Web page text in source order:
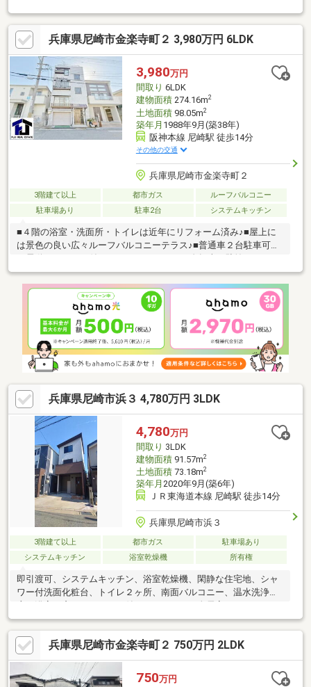
ます■駐車スペースあります（1台分）■ライフインフォメーショ
ン・あまがさきキューズモール…徒歩13分（約980m）・スーパー
マルハチ下坂部店…徒歩5分（約380m）・下坂部小学校…徒歩2分
（約150m）・小田北中学校…徒歩20分（約1570m）・イオンスタ
イル尼崎…徒歩15分（約1200m）・コストコホールセール尼崎倉
庫店…徒歩18分（約1410m）
兵庫県尼崎市金楽寺町２ 3,980万円 6LDK
3,980万円
間取り 6LDK
建物面積274.16m2
土地面積98.05m2
築年月 1988年9月(築38年)
阪神本線 尼崎駅 徒歩14分
その他の交通
兵庫県尼崎市金楽寺町２
3階建て以上 都市ガス
ルーフバルコニー
駐車場あり
駐車2台 システムキッチン
■４階の浴室・洗面所・トイレは近年にリフォーム済み♪■屋上に
は景色の良い広々ルーフバルコニーテラス♪■普通車２台駐車可能
とりのあるガレージスペース♪■ミニキッチンもあるので２世帯住
宅としても利用可能な間取り♪■１階、２階を店舗や事務所に♪３
階と４階を居住スペースに♪◇ 周辺環境充実 ◇・金楽寺小学
校まで約４９０ｍ・成良中学校まで約５００ｍ・ローソン尼崎西
長洲町２丁目店まで約３００ｍ・スーパーマルハチ金楽寺店まで
約４９０ｍ・おおくま病院まで約５３０ｍ・尼崎郵便局まで約４
５０ｍ
兵庫県尼崎市浜３ 4,780万円 3LDK
4,780万円
間取り 3LDK
建物面積91.57m2
土地面積73.18m2
築年月 2020年9月(築6年)
ＪＲ東海道本線 尼崎駅 徒歩14分
兵庫県尼崎市浜３
3階建て以上 都市ガス
駐車場あり
システムキッチン
浴室乾燥機 所有権
即引渡可、システムキッチン、浴室乾燥機、閑静な住宅地、シャ
ワー付洗面化粧台、トイレ２ヶ所、南面バルコニー、温水洗浄便
グ、ウォークインクローゼット、食器洗乾燥機
兵庫県尼崎市金楽寺町２ 750万円 2LDK
750万円